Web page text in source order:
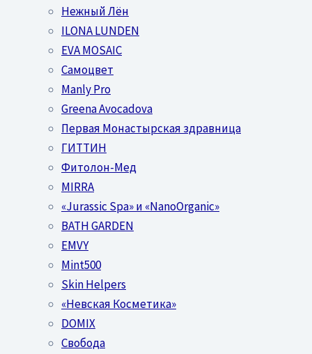
Нежный Лён
ILONA LUNDEN
EVA MOSAIC
Самоцвет
Manly Pro
Greena Avocadova
Первая Монастырская здравница
ГИТТИН
Фитолон-Мед
MIRRA
«Jurassic Spa» и «NanoOrganic»
BATH GARDEN
EMVY
Mint500
Skin Helpers
«Невская Косметика»
DOMIX
Свобода